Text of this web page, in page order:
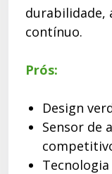
durabilidade,
contínuo.
Prós:
Design
Sensor de